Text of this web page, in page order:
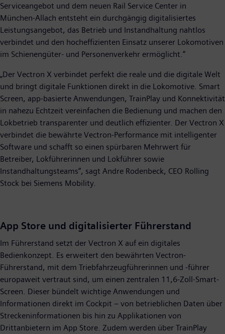
Serviceangebot und dem neuen Rail Service Center in
München‑Allach entsteht ein durchgängig digitalisiertes
Leistungsangebot, das Betrieb und Instandhaltung nahtlos
verbindet und den hocheffizienten Einsatz unserer Lokomotiven
im Schienengüter- und Personenverkehr ermöglicht.“
„Der Vectron X verbindet perfekt die reale und die digitale Welt
und bringt digitale Funktionen direkt in die Lokomotive. Smart
Screen, app-basierte Anwendungen, TrainPlay und Konnektivität
in nahezu Echtzeit vereinfachen die Bedienung und machen den
Lokbetrieb transparenter und deutlich effizienter. Der Vectron X
verbindet die bewährte Vectron-Performance mit intelligenter
Software und schafft so einen spürbaren Mehrwert für
Betreiber, Lokführerinnen und Lokführer sowie
Instandhaltungsteams“, sagt Andre Rodenbeck, CEO Rolling
Stock bei Siemens Mobility.
App Store und digitalisierter Führerstand
Im Führerstand setzt der Vectron X auf ein digitales
Bedienkonzept. Es erweitert den bewährten Vectron-
Führerstand, mit dem Triebfahrzeugführerinnen und -führer
europaweit vertraut sind, um einen zentralen 11,6-Zoll-Smart-
Screen. Dieser bündelt wichtige Anwendungen und
Informationen direkt im Cockpit – von betrieblichen Daten über
Streckeninformationen bis hin zu Applikationen von
Drittanbietern im App Store. Zudem werden über TrainPlay